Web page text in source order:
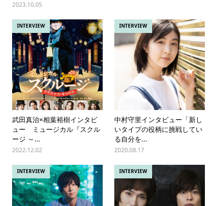
2023.10.05
INTERVIEW
武田真治×相葉裕樹インタビ
ュー ミュージカル『スクル
ージ ～...
2022.12.02
INTERVIEW
中村守里インタビュー「新し
いタイプの役柄に挑戦してい
る自分を...
2020.08.17
INTERVIEW INTERVIEW